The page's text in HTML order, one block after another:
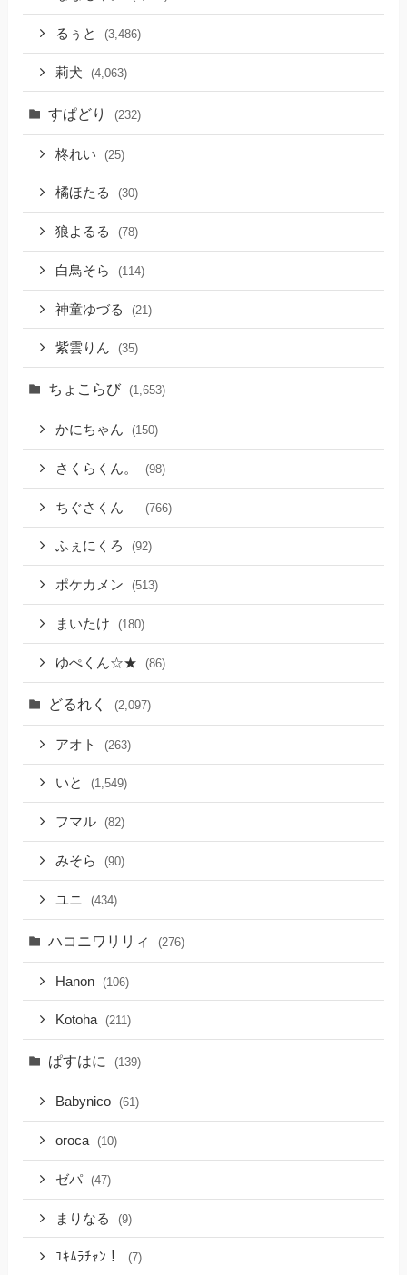
るぅと (3,486)
莉犬 (4,063)
すぱどり (232)
柊れい (25)
橘ほたる (30)
狼よるる (78)
白鳥そら (114)
神童ゆづる (21)
紫雲りん (35)
ちょこらび (1,653)
かにちゃん (150)
さくらくん。 (98)
ちぐさくん (766)
ふぇにくろ (92)
ポケカメン (513)
まいたけ (180)
ゆぺくん☆★ (86)
どるれく (2,097)
アオト (263)
いと (1,549)
フマル (82)
みそら (90)
ユニ (434)
ハコニワリリィ (276)
Hanon (106)
Kotoha (211)
ぱすはに (139)
Babynico (61)
oroca (10)
ゼパ (47)
まりなる (9)
ﾕｷﾑﾗﾁｬﾝ！ (7)